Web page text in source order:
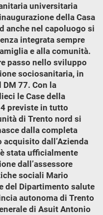
universitaria
della Casa
anche nel capoluogo si
integrata sempre
e alla comunità.
passo nello sviluppo
sociosanitaria, in
77. Con la
le Case della
previste in tutto
di Trento nord si
dalla completa
dall’Azienda
stata ufficialmente
dall’assessore
sociali Mario
del Dipartimento salute
autonoma di Trento
di Asuit Antonio